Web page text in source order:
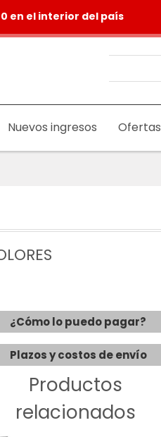
en el interior del país
Nuevos ingresos Ofertas
¿Cómo lo puedo pagar?
Plazos y costos de envío
Productos
relacionados